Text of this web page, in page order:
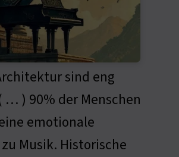
sind eng
… ) 90% der Menschen
emotionale
Musik. Historische